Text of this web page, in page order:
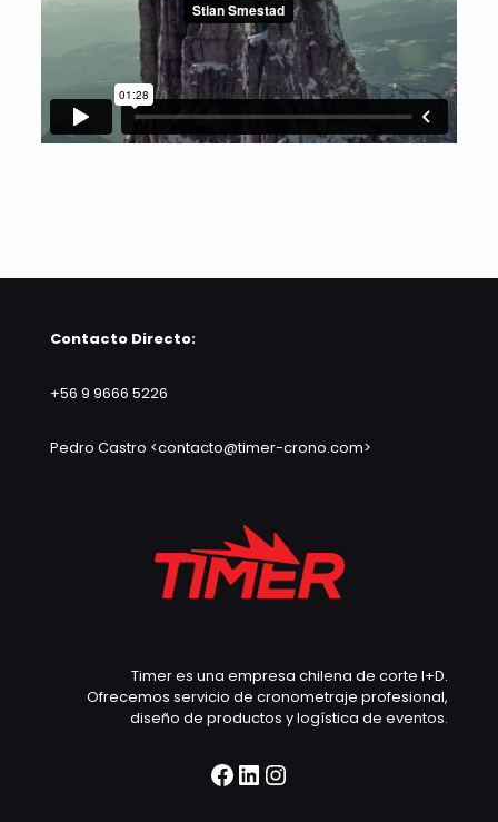
Contacto Directo:
+56 9 9666 5226
Pedro Castro <contacto@timer-crono.com>
Timer es una empresa chilena de corte I+D.
Ofrecemos servicio de cronometraje profesional,
diseño de productos y logística de eventos.
Facebook
LinkedIn
Instagram